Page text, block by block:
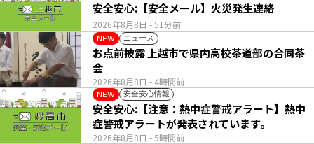
2026年8月8日 - 51分前
安全安心:【安全メール】火災発生連絡
NEW ニュース
2026年8月8日 - 4時間前
お点前披露 上越市で県内高校茶道部の合同茶
会
NEW 安全安心情報
2026年8月8日 - 5時間前
安全安心:【注意：熱中症警戒アラート】熱中
症警戒アラートが発表されています。